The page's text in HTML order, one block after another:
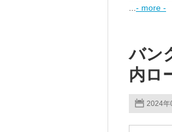
- more -
バン
内ロ
2024年